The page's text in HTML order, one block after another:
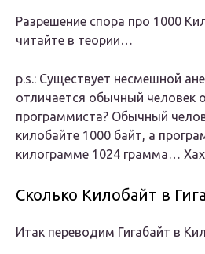
Разрешение спора про 1000
читайте в теории…
p.s.: Существует несмешной
отличается обычный человек
программиста? Обычный
килобайте 1000 байт, а
килограмме 1024 грамма…
Сколько Килобайт в
Итак переводим Гигабайт в